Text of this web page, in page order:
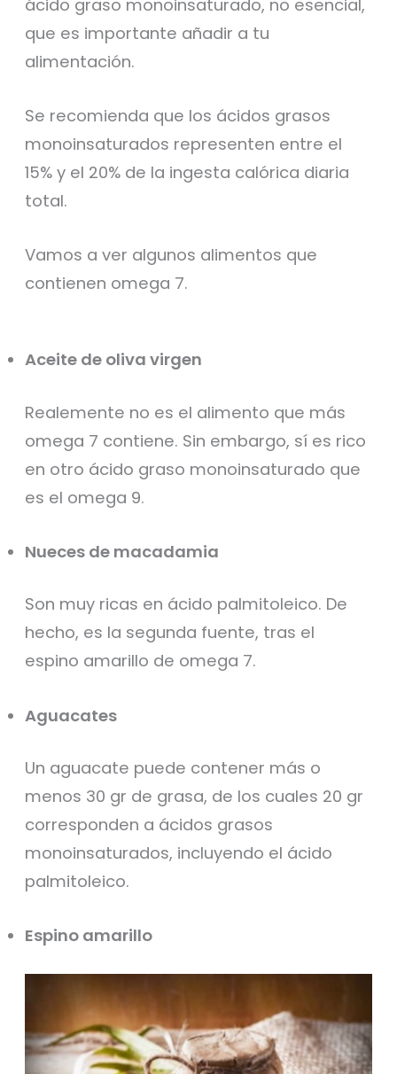
ácido graso monoinsaturado, no esencial,
que es importante añadir a tu
alimentación.
Se recomienda que los ácidos grasos
monoinsaturados representen entre el
15% y el 20% de la ingesta calórica diaria
total.
Vamos a ver algunos alimentos que
contienen omega 7.
Aceite de oliva virgen
Realemente no es el alimento que más
omega 7 contiene. Sin embargo, sí es rico
en otro ácido graso monoinsaturado que
es el omega 9.
Nueces de macadamia
Son muy ricas en ácido palmitoleico. De
hecho, es la segunda fuente, tras el
espino amarillo de omega 7.
Aguacates
Un aguacate puede contener más o
menos 30 gr de grasa, de los cuales 20 gr
corresponden a ácidos grasos
monoinsaturados, incluyendo el ácido
palmitoleico.
Espino amarillo